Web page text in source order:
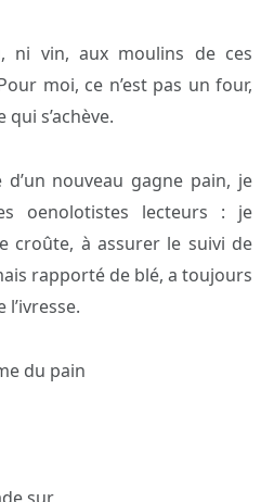
ni vin, aux moulins de ces
moi, ce n’est pas un four,
s’achève.
nouveau gagne pain, je
oenolotistes lecteurs : je
croûte, à assurer le suivi de
rapporté de blé, a toujours
du pain